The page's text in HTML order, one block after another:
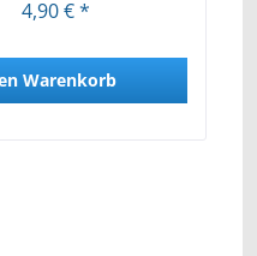
4,90 € *
Warenkorb